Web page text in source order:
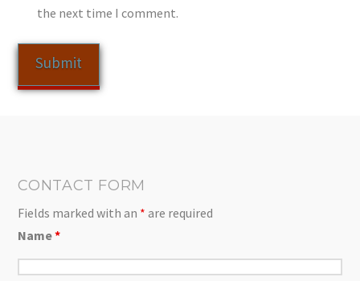
the next time I comment.
CONTACT FORM
Fields marked with an * are required
Name*